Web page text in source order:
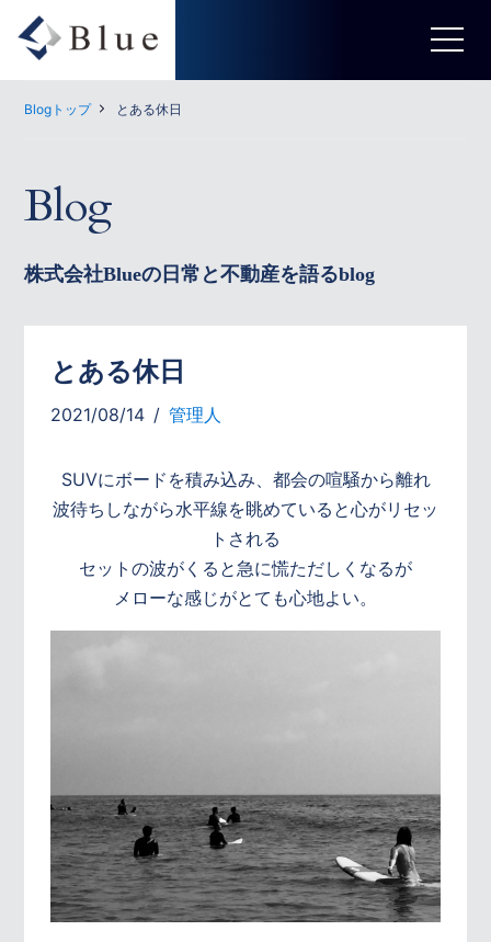
Blogトップ とある休日
Blog
株式会社Blueの日常と不動産を語るblog
とある休日
2021/08/14 管理人
SUVにボードを積み込み、都会の喧騒から離れ
波待ちしながら水平線を眺めていると心がリセッ
トされる
セットの波がくると急に慌ただしくなるが
メローな感じがとても心地よい。